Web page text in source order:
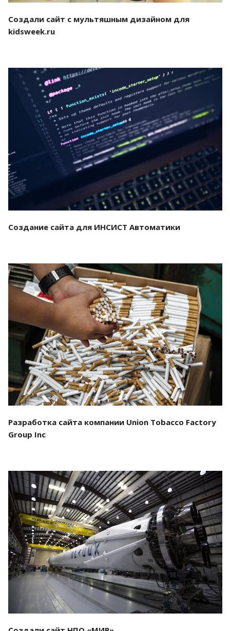
Создали сайт с мультяшным дизайном для
kidsweek.ru
Смотреть проект
Создание сайта для ИНСИСТ Автоматики
Смотреть проект
Разработка сайта компании Union Tobacco Factory
Group Inc
Смотреть проект